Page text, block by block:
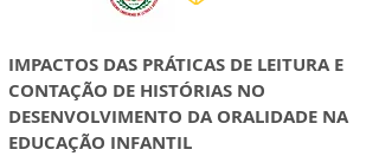
IMPACTOS DAS PRÁTICAS DE LEITURA E
CONTAÇÃO DE HISTÓRIAS NO
DESENVOLVIMENTO DA ORALIDADE NA
EDUCAÇÃO INFANTIL